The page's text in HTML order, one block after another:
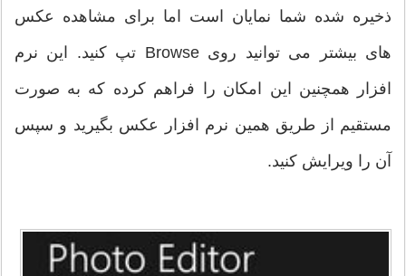
ذخیره شده شما نمایان است اما برای مشاهده عکس
های بیشتر می توانید روی Browse تپ کنید. این نرم
افزار همچنین این امکان را فراهم کرده که به صورت
مستقیم از طریق همین نرم افزار عکس بگیرید و سپس
آن را ویرایش کنید.